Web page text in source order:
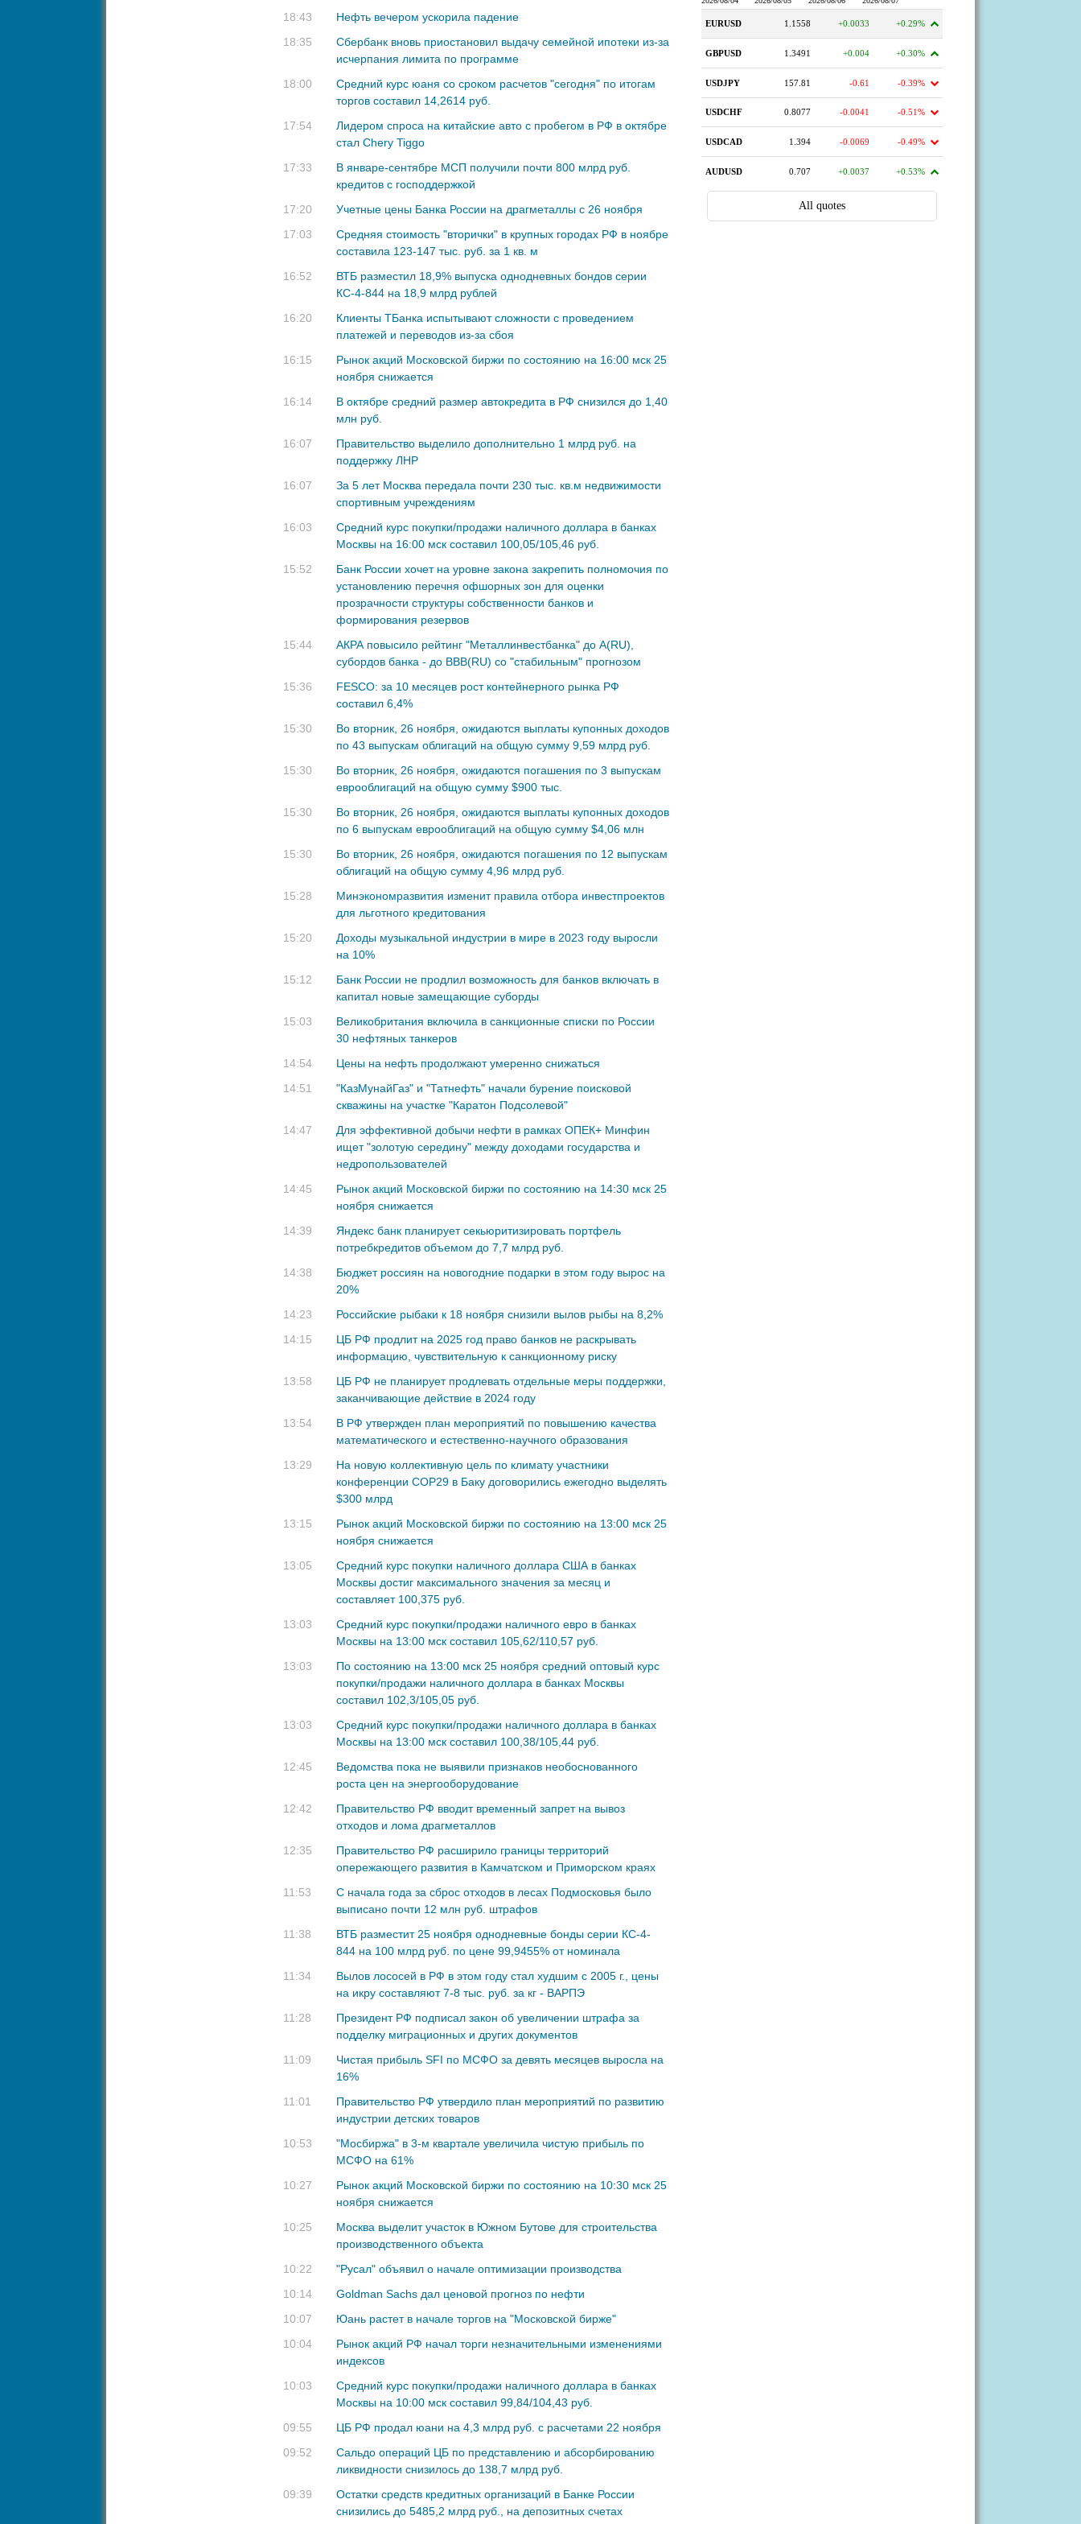
18:43
Нефть вечером ускорила падение
18:35
Сбербанк вновь приостановил выдачу семейной ипотеки из-за
исчерпания лимита по программе
18:00
Средний курс юаня со сроком расчетов "сегодня" по итогам
торгов составил 14,2614 руб.
17:54
Лидером спроса на китайские авто с пробегом в РФ в октябре
стал Chery Tiggo
17:33
В январе-сентябре МСП получили почти 800 млрд руб.
кредитов с господдержкой
17:20
Учетные цены Банка России на драгметаллы с 26 ноября
17:03
Средняя стоимость "вторички" в крупных городах РФ в ноябре
составила 123-147 тыс. руб. за 1 кв. м
16:52
ВТБ разместил 18,9% выпуска однодневных бондов серии
КС-4-844 на 18,9 млрд рублей
16:20
Клиенты ТБанка испытывают сложности с проведением
платежей и переводов из-за сбоя
16:15
Рынок акций Московской биржи по состоянию на 16:00 мск 25
ноября снижается
16:14
В октябре средний размер автокредита в РФ снизился до 1,40
млн руб.
16:07
Правительство выделило дополнительно 1 млрд руб. на
поддержку ЛНР
16:07
За 5 лет Москва передала почти 230 тыс. кв.м недвижимости
спортивным учреждениям
16:03
Cредний курс покупки/продажи наличного доллара в банках
Москвы на 16:00 мск составил 100,05/105,46 руб.
15:52
Банк России хочет на уровне закона закрепить полномочия по
установлению перечня офшорных зон для оценки
прозрачности структуры собственности банков и
формирования резервов
15:44
АКРА повысило рейтинг "Металлинвестбанка" до A(RU),
субордов банка - до ВВВ(RU) со "стабильным" прогнозом
15:36
FESCO: за 10 месяцев рост контейнерного рынка РФ
составил 6,4%
15:30
Во вторник, 26 ноября, ожидаются выплаты купонных доходов
по 43 выпускам облигаций на общую сумму 9,59 млрд руб.
15:30
Во вторник, 26 ноября, ожидаются погашения по 3 выпускам
еврооблигаций на общую сумму $900 тыс.
15:30
Во вторник, 26 ноября, ожидаются выплаты купонных доходов
по 6 выпускам еврооблигаций на общую сумму $4,06 млн
15:30
Во вторник, 26 ноября, ожидаются погашения по 12 выпускам
облигаций на общую сумму 4,96 млрд руб.
15:28
Минэкономразвития изменит правила отбора инвестпроектов
для льготного кредитования
15:20
Доходы музыкальной индустрии в мире в 2023 году выросли
на 10%
15:12
Банк России не продлил возможность для банков включать в
капитал новые замещающие суборды
15:03
Великобритания включила в санкционные списки по России
30 нефтяных танкеров
14:54
Цены на нефть продолжают умеренно снижаться
14:51
"КазМунайГаз" и "Татнефть" начали бурение поисковой
скважины на участке "Каратон Подсолевой"
14:47
Для эффективной добычи нефти в рамках ОПЕК+ Минфин
ищет "золотую середину" между доходами государства и
недропользователей
14:45
Рынок акций Московской биржи по состоянию на 14:30 мск 25
ноября снижается
14:39
Яндекс банк планирует секьюритизировать портфель
потребкредитов объемом до 7,7 млрд руб.
14:38
Бюджет россиян на новогодние подарки в этом году вырос на
20%
14:23
Российские рыбаки к 18 ноября снизили вылов рыбы на 8,2%
14:15
ЦБ РФ продлит на 2025 год право банков не раскрывать
информацию, чувствительную к санкционному риску
13:58
ЦБ РФ не планирует продлевать отдельные меры поддержки,
заканчивающие действие в 2024 году
13:54
В РФ утвержден план мероприятий по повышению качества
математического и естественно-научного образования
13:29
На новую коллективную цель по климату участники
конференции COP29 в Баку договорились ежегодно выделять
$300 млрд
13:15
Рынок акций Московской биржи по состоянию на 13:00 мск 25
ноября снижается
13:05
Средний курс покупки наличного доллара США в банках
Москвы достиг максимального значения за месяц и
составляет 100,375 руб.
13:03
Cредний курс покупки/продажи наличного евро в банках
Москвы на 13:00 мск составил 105,62/110,57 руб.
13:03
По состоянию на 13:00 мск 25 ноября средний оптовый курс
покупки/продажи наличного доллара в банках Москвы
составил 102,3/105,05 руб.
13:03
Cредний курс покупки/продажи наличного доллара в банках
Москвы на 13:00 мск составил 100,38/105,44 руб.
12:45
Ведомства пока не выявили признаков необоснованного
роста цен на энергооборудование
12:42
Правительство РФ вводит временный запрет на вывоз
отходов и лома драгметаллов
12:35
Правительство РФ расширило границы территорий
опережающего развития в Камчатском и Приморском краях
11:53
С начала года за сброс отходов в лесах Подмосковья было
выписано почти 12 млн руб. штрафов
11:38
ВТБ разместит 25 ноября однодневные бонды серии КС-4-
844 на 100 млрд руб. по цене 99,9455% от номинала
11:34
Вылов лососей в РФ в этом году стал худшим с 2005 г., цены
на икру составляют 7-8 тыс. руб. за кг - ВАРПЭ
11:28
Президент РФ подписал закон об увеличении штрафа за
подделку миграционных и других документов
11:09
Чистая прибыль SFI по МСФО за девять месяцев выросла на
16%
11:01
Правительство РФ утвердило план мероприятий по развитию
индустрии детских товаров
10:53
"Мосбиржа" в 3-м квартале увеличила чистую прибыль по
МСФО на 61%
10:27
Рынок акций Московской биржи по состоянию на 10:30 мск 25
ноября снижается
10:25
Москва выделит участок в Южном Бутове для строительства
производственного объекта
10:22
"Русал" объявил о начале оптимизации производства
10:14
Goldman Sachs дал ценовой прогноз по нефти
10:07
Юань растет в начале торгов на "Московской бирже"
10:04
Рынок акций РФ начал торги незначительными изменениями
индексов
10:03
Cредний курс покупки/продажи наличного доллара в банках
Москвы на 10:00 мск составил 99,84/104,43 руб.
09:55
ЦБ РФ продал юани на 4,3 млрд руб. с расчетами 22 ноября
09:52
Сальдо операций ЦБ по представлению и абсорбированию
ликвидности снизилось до 138,7 млрд руб.
09:39
Остатки средств кредитных организаций в Банке России
снизились до 5485,2 млрд руб., на депозитных счетах